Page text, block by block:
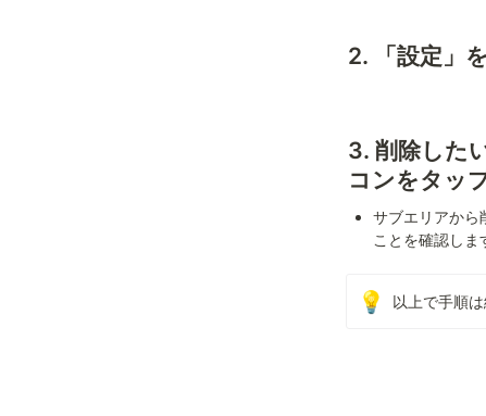
2. 「設定」
3. 削除した
コンをタッ
サブエリアから
ことを確認しま
💡 以上で手順は